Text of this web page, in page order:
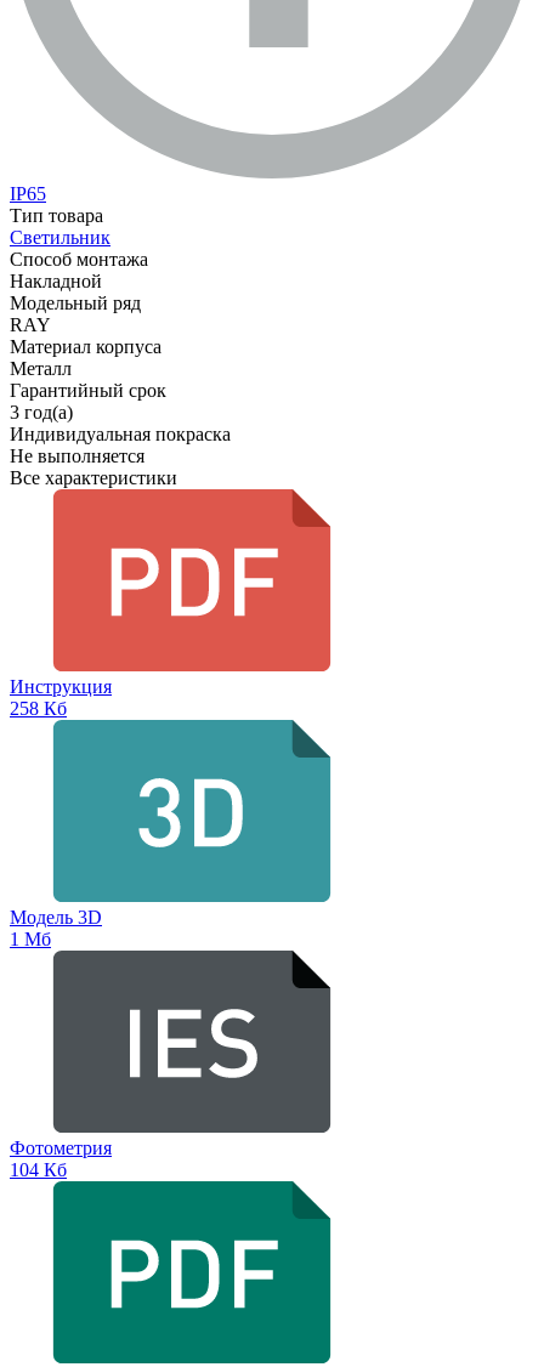
IP65
Тип товара
Светильник
Способ монтажа
Накладной
Модельный ряд
RAY
Материал корпуса
Металл
Гарантийный срок
3 год(а)
Индивидуальная покраска
Не выполняется
Все характеристики
Инструкция
258 Кб
Модель 3D
1 Мб
Фотометрия
104 Кб